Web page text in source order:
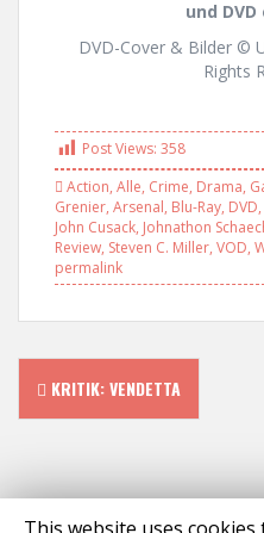
und
DVD-Cover & Bilder ©
Rights
Post Views: 358
Action, Alle, Crime, Drama,
Grenier, Arsenal, Blu-Ray, DVD,
John Cusack, Johnathon
Review, Steven C. Miller, VOD,
permalink
P
s
KRITIK: VENDETTA